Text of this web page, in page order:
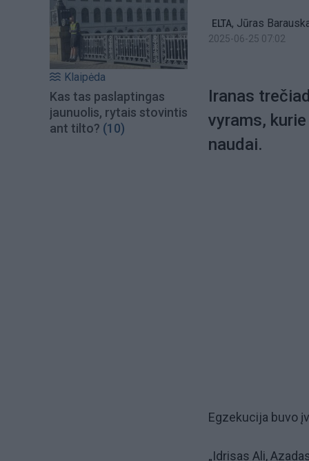
Klaipėda
Kas tas paslaptingas
jaunuolis, rytais stovintis
ant tilto? (10)
ELTA, Jūras
2025-06-25 07:02
Iranas
vyrams,
naudai.
Egzekucija buvo
„Idrisas Ali,